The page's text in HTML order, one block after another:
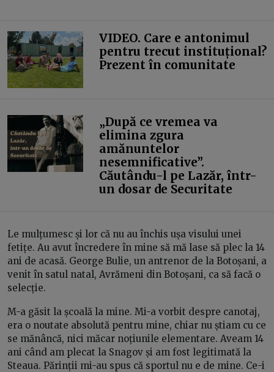
VIDEO. Care e antonimul
pentru trecut instituțional?
Prezent în comunitate
„După ce vremea va
elimina zgura
amănuntelor
nesemnificative”.
Căutându-l pe Lazăr, într-
un dosar de Securitate
Le mulțumesc și lor că nu au închis ușa visului unei
fetițe. Au avut încredere în mine să mă lase să plec la 14
ani de acasă. George Bulie, un antrenor de la Botoșani, a
venit în satul natal, Avrămeni din Botoșani, ca să facă o
selecție.
M-a găsit la școală la mine. Mi-a vorbit despre canotaj,
era o noutate absolută pentru mine, chiar nu știam cu ce
se mănâncă, nici măcar noțiunile elementare. Aveam 14
ani când am plecat la Snagov și am fost legitimată la
Steaua. Părinții mi-au spus că sportul nu e de mine. Ce-i